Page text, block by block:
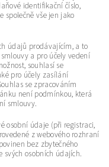
identifikační číslo,
společně vše jen jako
údajů prodávajícím, a to
a pro účely vedení
souhlasí se
pro účely zasílání
se zpracováním
není podmínkou, která
smlouvy.
osobní údaje (při registraci,
z webového rozhraní
bez zbytečného
osobních údajích.